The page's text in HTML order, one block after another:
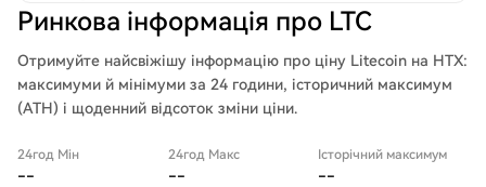
Ринкова інформація про LTC
Отримуйте найсвіжішу інформацію про ціну Litecoin на HTX:
максимуми й мінімуми за 24 години, історичний максимум
(ATH) і щоденний відсоток зміни ціни.
24год Мін
--
24год Макс
--
Історічний максимум
--